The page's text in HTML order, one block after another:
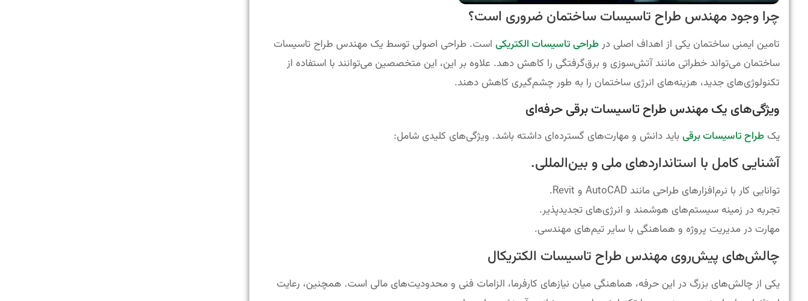
چرا وجود مهندس طراح تاسیسات ساختمان ضروری است؟
تامین ایمنی ساختمان یکی از اهداف اصلی درطراحی تاسیسات الکتریکی است. طراحی اصولی توسط یک مهندس طراح تاسیسات
ساختمان می‌تواند خطراتی مانند آتش‌سوزی و برق‌گرفتگی را کاهش دهد. علاوه بر این، این متخصصین می‌توانند با استفاده از
تکنولوژی‌های جدید، هزینه‌های انرژی ساختمان را به طور چشم‌گیری کاهش دهند.
ویژگی‌های یک مهندس طراح تاسیسات برقی حرفه‌ای
یک طراح تاسیسات برقیباید دانش و مهارت‌های گسترده‌ای داشته باشد. ویژگی‌های کلیدی شامل:
آشنایی کامل با استانداردهای ملی و بین‌المللی.
توانایی کار با نرم‌افزارهای طراحی مانند AutoCAD و Revit.
تجربه در زمینه سیستم‌های هوشمند و انرژی‌های تجدیدپذیر.
مهارت در مدیریت پروژه و هماهنگی با سایر تیم‌های مهندسی.
چالش‌های پیش‌روی مهندس طراح تاسیسات الکتریکال
یکی از چالش‌های بزرگ در این حرفه، هماهنگی میان نیازهای کارفرما، الزامات فنی و محدودیت‌های مالی است. همچنین، رعایت